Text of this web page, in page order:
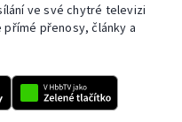
ve své chytré televizi
přenosy, články a